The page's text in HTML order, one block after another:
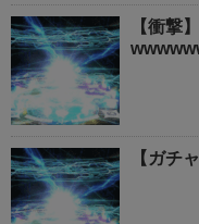
【衝撃
【ガチ